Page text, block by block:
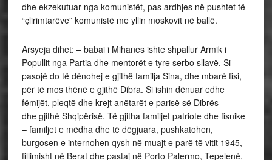
dhe ekzekutuar nga komunistët, pas ardhjes në pushtet të
“çlirimtarëve” komunistë me yllin moskovit në ballë.
Arsyeja dihet: – babai i Mihanes ishte shpallur Armik i
Popullit nga Partia dhe mentorët e tyre serbo sllavë. Si
pasojë do të dënohej e gjithë familja Sina, dhe mbarë fisi,
për të mos thënë e gjithë Dibra. Si ishin dënuar edhe
fëmijët, pleqtë dhe krejt anëtarët e parisë së Dibrës
dhe gjithë Shqipërisë. Të gjitha familjet patriote dhe fisnike
– familjet e mëdha dhe të dëgjuara, pushkatohen,
burgosen e internohen qysh në muajt e parë të vitit 1945,
fillimisht në Berat dhe pastaj në Porto Palermo, Tepelenë,